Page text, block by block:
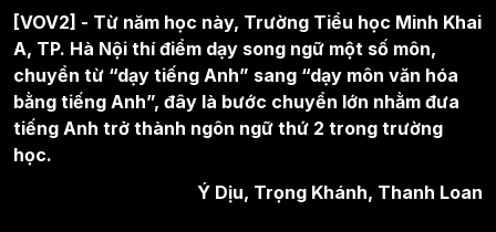
[VOV2] - Từ năm học này, Trường Tiểu học Minh Khai
A, TP. Hà Nội thí điểm dạy song ngữ một số môn,
chuyển từ “dạy tiếng Anh” sang “dạy môn văn hóa
bằng tiếng Anh”, đây là bước chuyển lớn nhằm đưa
tiếng Anh trở thành ngôn ngữ thứ 2 trong trường
học.
Ý Dịu, Trọng Khánh, Thanh Loan